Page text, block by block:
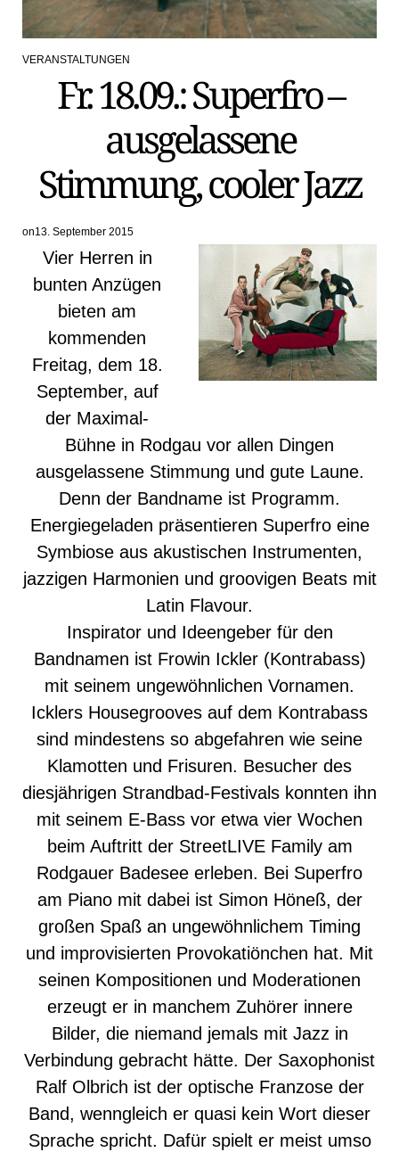
POSTED
VERANSTALTUNGEN
Fr. 18.09.: Superfro –
ausgelassene
Stimmung, cooler Jazz
on13. September 2015
Vier Herren in
bunten Anzügen
bieten am
kommenden
Freitag, dem 18.
September, auf
der Maximal-
Bühne in Rodgau vor allen Dingen
ausgelassene Stimmung und gute Laune.
Denn der Bandname ist Programm.
Energiegeladen präsentieren Superfro eine
Symbiose aus akustischen Instrumenten,
jazzigen Harmonien und groovigen Beats mit
Latin Flavour.
Inspirator und Ideengeber für den
Bandnamen ist Frowin Ickler (Kontrabass)
mit seinem ungewöhnlichen Vornamen.
Icklers Housegrooves auf dem Kontrabass
sind mindestens so abgefahren wie seine
Klamotten und Frisuren. Besucher des
diesjährigen Strandbad-Festivals konnten ihn
mit seinem E-Bass vor etwa vier Wochen
beim Auftritt der StreetLIVE Family am
Rodgauer Badesee erleben. Bei Superfro
am Piano mit dabei ist Simon Höneß, der
großen Spaß an ungewöhnlichem Timing
und improvisierten Provokatiönchen hat. Mit
seinen Kompositionen und Moderationen
erzeugt er in manchem Zuhörer innere
Bilder, die niemand jemals mit Jazz in
Verbindung gebracht hätte. Der Saxophonist
Ralf Olbrich ist der optische Franzose der
Band, wenngleich er quasi kein Wort dieser
Sprache spricht. Dafür spielt er meist umso